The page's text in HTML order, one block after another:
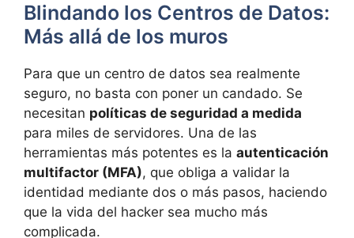
Blindando los Centros de Datos:
Más allá de los muros
Para que un centro de datos sea realmente
seguro, no basta con poner un candado. Se
necesitan políticas de seguridad a medida
para miles de servidores. Una de las
herramientas más potentes es la autenticación
multifactor (MFA), que obliga a validar la
identidad mediante dos o más pasos, haciendo
que la vida del hacker sea mucho más
complicada.